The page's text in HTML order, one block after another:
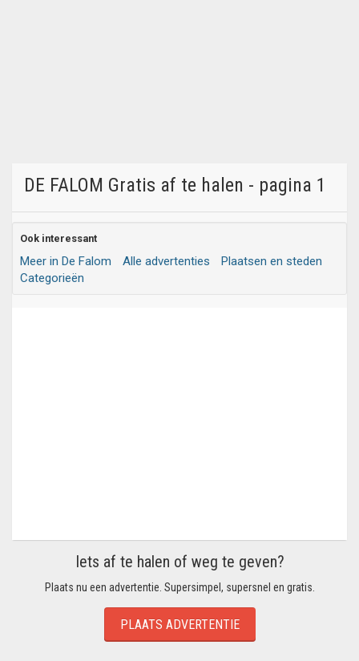
DE FALOM Gratis af te halen - pagina 1
Ook interessant
Meer in De Falom Alle advertenties
Plaatsen en steden
Categorieën
Iets af te halen of weg te geven?
Plaats nu een advertentie. Supersimpel, supersnel en gratis.
PLAATS ADVERTENTIE